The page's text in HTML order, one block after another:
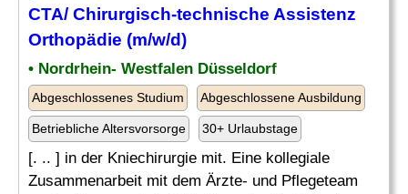
CTA/ Chirurgisch-technische Assistenz
Orthopädie (m/w/d)
• Nordrhein- Westfalen Düsseldorf
Abgeschlossenes Studium Abgeschlossene Ausbildung
Betriebliche Altersvorsorge 30+ Urlaubstage
[. .. ] in der Kniechirurgie mit. Eine kollegiale
Zusammenarbeit mit dem Ärzte- und Pflegeteam